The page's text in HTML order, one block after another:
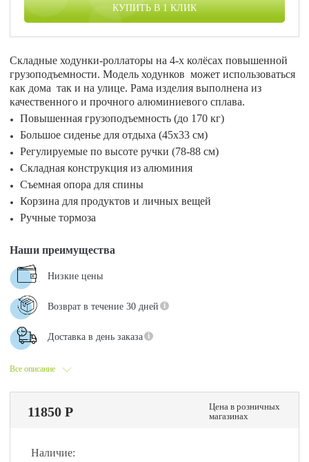
КУПИТЬ В 1 КЛИК
Складные ходунки-роллаторы на 4-х колёсах повышенной
грузоподъемности. Модель ходунков может использоваться
как дома так и на улице. Рама изделия выполнена из
качественного и прочного алюминиевого сплава.
Повышенная грузоподъемность (до 170 кг)
Большое сиденье для отдыха (45х33 см)
Регулируемые по высоте ручки (78-88 см)
Складная конструкция из алюминия
Съемная опора для спины
Корзина для продуктов и личных вещей
Ручные тормоза
Все описание
Наши преимущества
Низкие цены
Возврат в течение 30 дней
Доставка в день заказа
11850 Р
Цена в розничных
магазинах
Наличие: